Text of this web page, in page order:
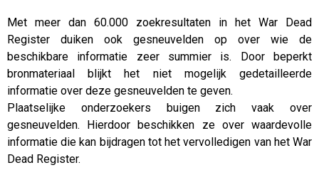
Met meer dan 60.000 zoekresultaten in het War Dead
Register duiken ook gesneuvelden op over wie de
beschikbare informatie zeer summier is. Door beperkt
bronmateriaal blijkt het niet mogelijk gedetailleerde
informatie over deze gesneuvelden te geven.
Plaatselijke onderzoekers buigen zich vaak over
gesneuvelden. Hierdoor beschikken ze over waardevolle
informatie die kan bijdragen tot het vervolledigen van het War
Dead Register.